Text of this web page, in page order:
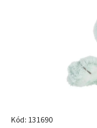
Kód: 131690